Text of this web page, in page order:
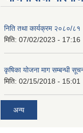
निति तथा कार्यक्रम २०८०/८१
मिति: 07/02/2023 - 17:16
कृषिका योजना माग सम्बन्धी
मिति: 02/15/2018 - 15:01
अन्य